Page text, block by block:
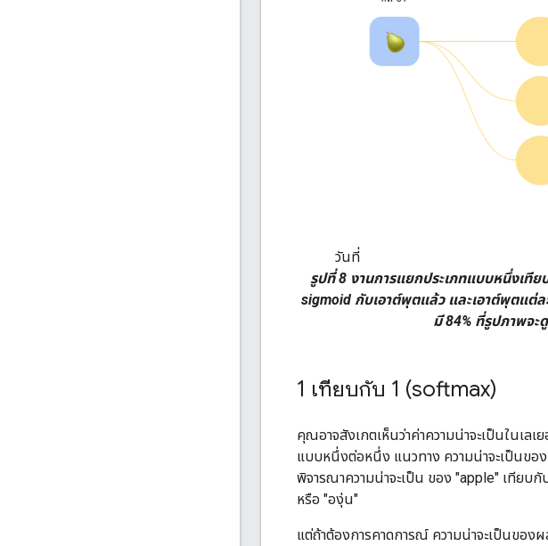
วันที่
รูปที่ 8 งานการแยกประเภทแบบหนึ่งเทีย
sigmoid กับเอาต์พุตแล้ว และเอาต์พุตแต่
มี 84% ที่รูปภาพจะ
1 เทียบกับ 1 (softmax)
คุณอาจสังเกตเห็นว่าค่าความน่าจะเป็นในเล
แบบหนึ่งต่อหนึ่ง แนวทาง ความน่าจะเป็นขอ
พิจารณาความน่าจะเป็น ของ "apple" เทียบ
หรือ "องุ่น"
แต่ถ้าต้องการคาดการณ์ ความน่าจะเป็นขอ